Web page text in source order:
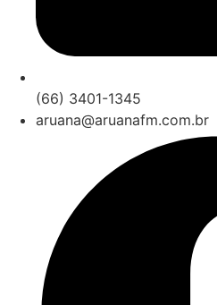
(66) 3401-1345
aruana@aruanafm.com.br